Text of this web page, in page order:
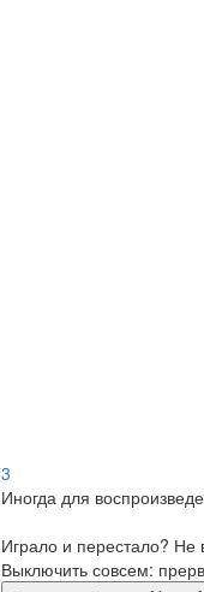
3
Иногда для
Играло и перестало?
Выключить совсем: